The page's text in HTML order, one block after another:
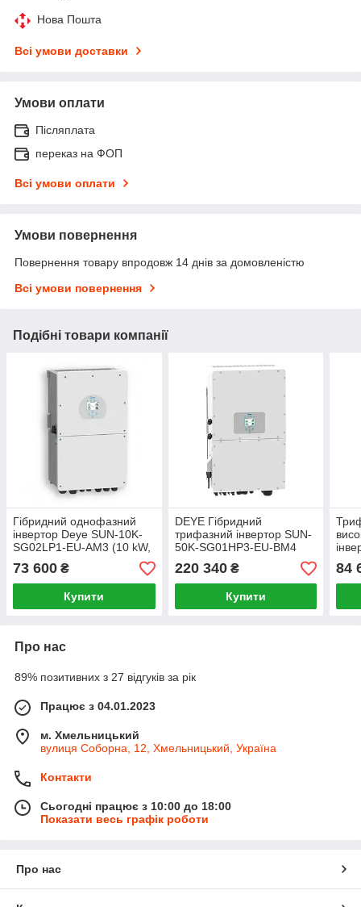
Нова Пошта
Всі умови доставки
Умови оплати
Післяплата
переказ на ФОП
Всі умови оплати
Умови повернення
Повернення товару впродовж 14 днів за домовленістю
Всі умови повернення
Подібні товари компанії
Гібридний однофазний
інвертор Deye SUN-10K-
SG02LP1-EU-AM3 (10 kW,
1 фази, 3 MPPT)
73 600 ₴
Купити
DEYE Гібридний
трифазний інвертор SUN-
50K-SG01HP3-EU-BM4
220 340₴
Купити
EU
84
Про нас
89% позитивних з 27 відгуків за рік
Працює з 04.01.2023
м. Хмельницький
вулиця Соборна, 12, Хмельницький, Україна
Контакти
Сьогодні працює з 10:00 до 18:00
Показати весь графік роботи
Про нас